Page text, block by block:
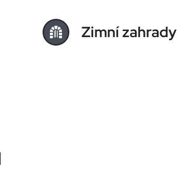
Zimní zahrady